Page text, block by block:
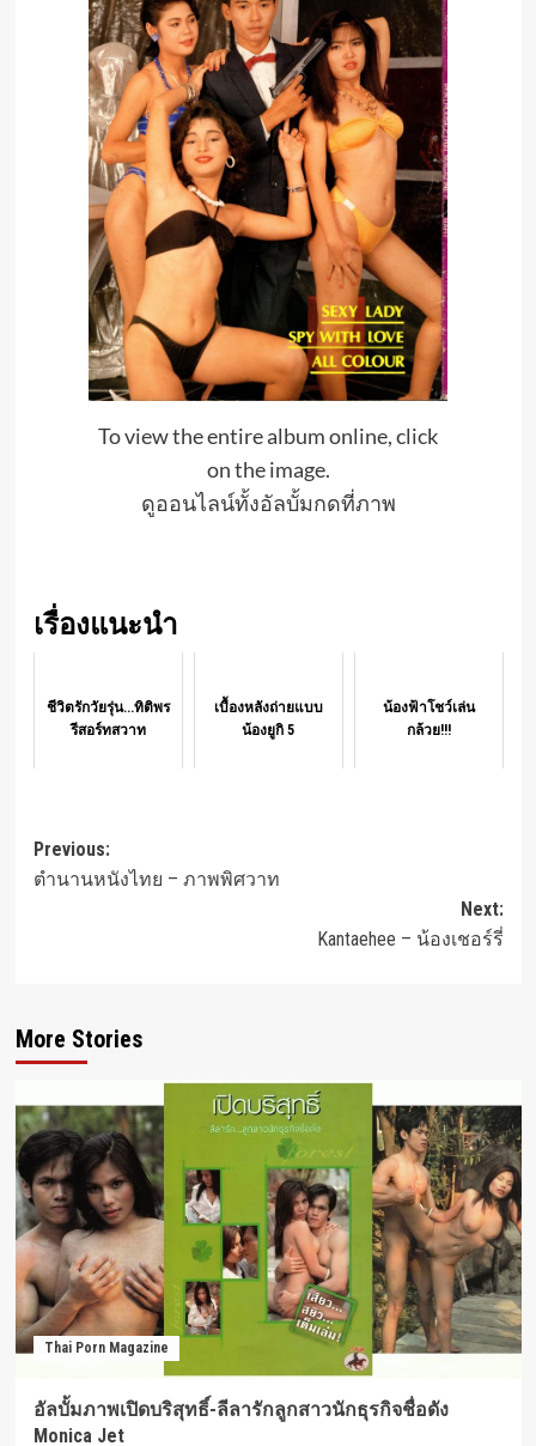
To view the entire album online, click
on the image.
ดูออนไลน์ทั้งอัลบั้มกดที่ภาพ
เรื่องแนะนำ
ชีวิตรักวัยรุ่น...ทิติพร
รีสอร์ทสวาท
เบื้องหลังถ่ายแบบ
น้องยูกิ 5
น้องฟ้าโชว์เล่น
กล้วย!!!
Post
navigation
Previous:
ตำนานหนังไทย – ภาพพิศวาท
Next:
Kantaehee – น้องเชอร์รี่
More Stories
Thai Porn Magazine
อัลบั้มภาพเปิดบริสุทธิ์-ลีลารักลูกสาวนักธุรกิจชื่อดัง
Monica Jet